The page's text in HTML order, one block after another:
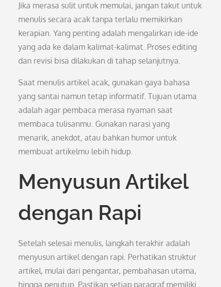
Jika merasa sulit untuk memulai, jangan takut untuk
menulis secara acak tanpa terlalu memikirkan
kerapian. Yang penting adalah mengalirkan ide-ide
yang ada ke dalam kalimat-kalimat. Proses editing
dan revisi bisa dilakukan di tahap selanjutnya.
Saat menulis artikel acak, gunakan gaya bahasa
yang santai namun tetap informatif. Tujuan utama
adalah agar pembaca merasa nyaman saat
membaca tulisanmu. Gunakan narasi yang
menarik, anekdot, atau bahkan humor untuk
membuat artikelmu lebih hidup.
Menyusun Artikel
dengan Rapi
Setelah selesai menulis, langkah terakhir adalah
menyusun artikel dengan rapi. Perhatikan struktur
artikel, mulai dari pengantar, pembahasan utama,
hingga penutup. Pastikan setiap paragraf memiliki